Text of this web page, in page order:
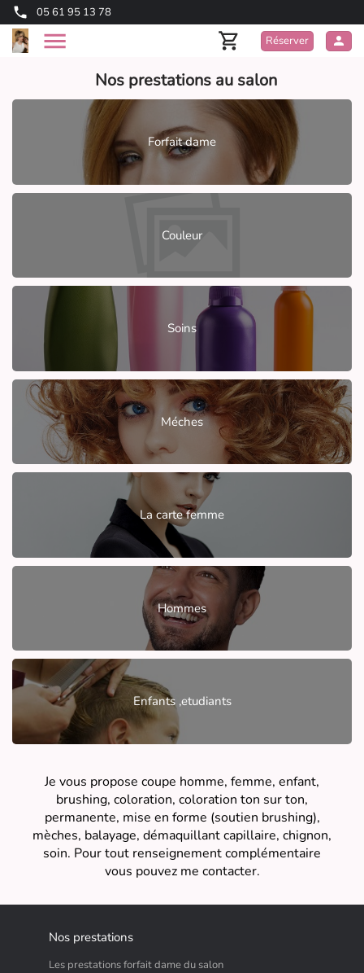
05 61 95 13 78
Réserver
Nos prestations au salon
Forfait dame
Couleur
Soins
Méches
La carte femme
Hommes
Enfants ,etudiants
Je vous propose coupe homme, femme, enfant,
brushing, coloration, coloration ton sur ton,
permanente, mise en forme (soutien brushing),
mèches, balayage, démaquillant capillaire, chignon,
soin. Pour tout renseignement complémentaire
vous pouvez me contacter.
Nos prestations
Les prestations forfait dame du salon